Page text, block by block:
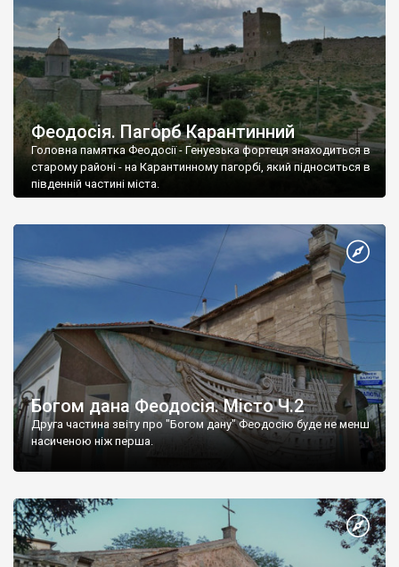
Феодосія. Пагорб Карантинний
Головна памятка Феодосії - Генуезька фортеця знаходиться в
старому районі - на Карантинному пагорбі, який підноситься в
південній частині міста.
Богом дана Феодосія. Місто Ч.2
Друга частина звіту про "Богом дану" Феодосію буде не менш
насиченою ніж перша.